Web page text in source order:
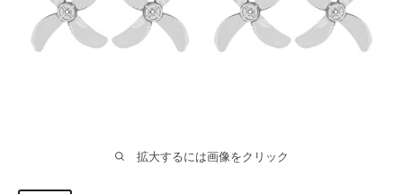
拡大するには画像をクリック